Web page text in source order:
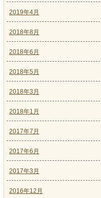
2019年4月
2018年8月
2018年6月
2018年5月
2018年3月
2018年1月
2017年7月
2017年6月
2017年3月
2016年12月